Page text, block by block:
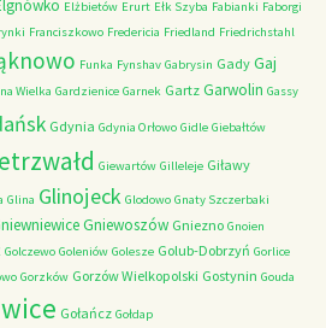
Elżbietów Erurt Ełk Szyba Fabianki Faborgi
Franciszkowo Fredericia Friedland Friedrichstahl
Funka Fynshav Gabrysin Gady Gaj
Wielka Gardzienice Garnek Gartz Garwolin Gassy
Gdynia Gdynia Orłowo Gidle Giebałtów
Giewartów Gilleleje Giławy
Glina Glinojeck Glodowo Gnaty Szczerbaki
Gniewoszów Gniezno Gnoien
Golczewo Goleniów Golesze Golub-Dobrzyń Gorlice
Gorzków Gorzów Wielkopolski Gostynin Gouda
Gołańcz Gołdap